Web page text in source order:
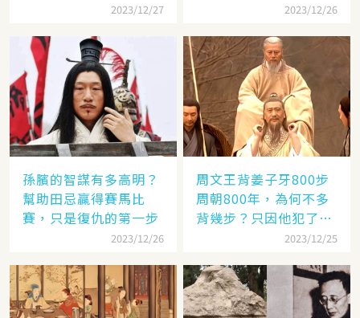
2023/12/27 2023/12/26
孫臏的智謀有多高明？
幫助田忌贏得賽馬比
賽，只是復仇的第一步
2023/12/26
周文王背姜子牙800步
周朝800年，為何不多
背幾步？只因他犯了個
2023/12/25